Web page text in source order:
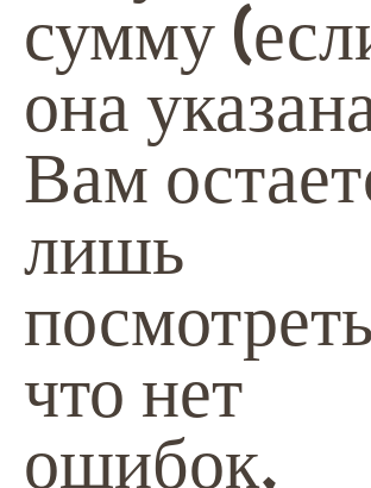
сумму
она
Вам
лишь
что нет
ошибок,